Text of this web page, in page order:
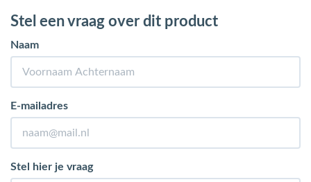
Stel een vraag over dit product
Naam
E-mailadres
Stel hier je vraag